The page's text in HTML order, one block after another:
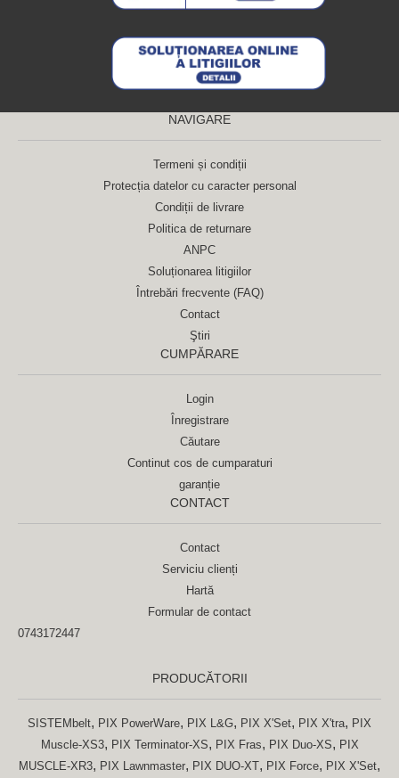
NAVIGARE
Termeni și condiții
Protecția datelor cu caracter personal
Condiții de livrare
Politica de returnare
ANPC
Soluționarea litigiilor
Întrebări frecvente (FAQ)
Contact
Ştiri
CUMPĂRARE
Login
Înregistrare
Căutare
Continut cos de cumparaturi
garanție
CONTACT
Contact
Serviciu clienți
Hartă
Formular de contact
0743172447
PRODUCĂTORII
SISTEMbelt, PIX PowerWare, PIX L&G, PIX X'Set, PIX X'tra, PIX
Muscle-XS3, PIX Terminator-XS, PIX Fras, PIX Duo-XS, PIX
MUSCLE-XR3, PIX Lawnmaster, PIX DUO-XT, PIX Force, PIX X'Set,